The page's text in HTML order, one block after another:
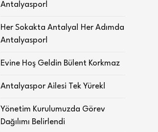
Antalyaspor!
Her Sokakta Antalya! Her Adımda
Antalyaspor!
Evine Hoş Geldin Bülent Korkmaz
Antalyaspor Ailesi Tek Yürek!
Yönetim Kurulumuzda Görev
Dağılımı Belirlendi